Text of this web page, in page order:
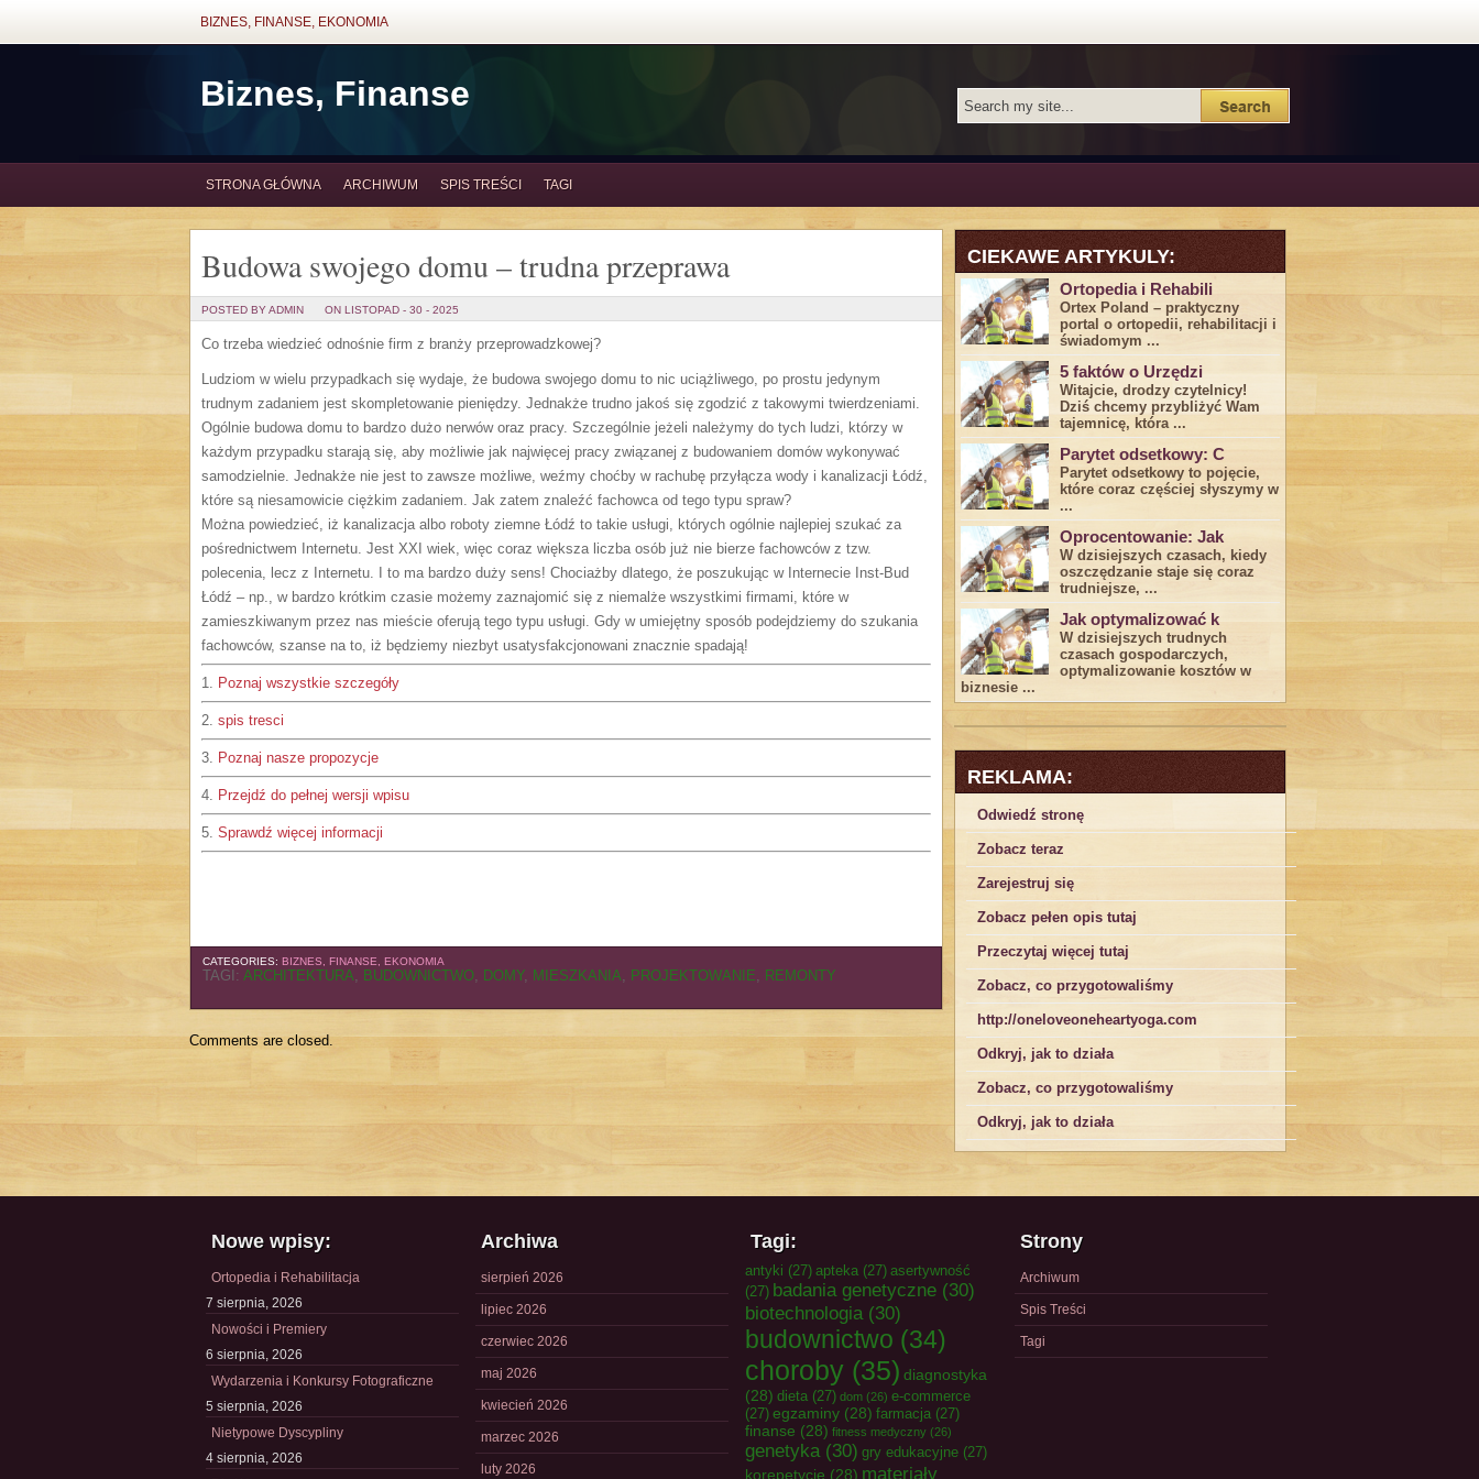
BIZNES, FINANSE, EKONOMIA
Biznes, Finanse
STRONA GŁÓWNA ARCHIWUM SPIS TREŚCI TAGI
Budowa swojego domu – trudna przeprawa
POSTED BY ADMIN ON LISTOPAD - 30 - 2025
Co trzeba wiedzieć odnośnie firm z branży przeprowadzkowej?
Ludziom w wielu przypadkach się wydaje, że budowa swojego domu to nic uciążliwego, po prostu jedynym
trudnym zadaniem jest skompletowanie pieniędzy. Jednakże trudno jakoś się zgodzić z takowymi twierdzeniami.
Ogólnie budowa domu to bardzo dużo nerwów oraz pracy. Szczególnie jeżeli należymy do tych ludzi, którzy w
każdym przypadku starają się, aby możliwie jak najwięcej pracy związanej z budowaniem domów wykonywać
samodzielnie. Jednakże nie jest to zawsze możliwe, weźmy choćby w rachubę przyłącza wody i kanalizacji Łódź,
które są niesamowicie ciężkim zadaniem. Jak zatem znaleźć fachowca od tego typu spraw?
Można powiedzieć, iż kanalizacja albo roboty ziemne Łódź to takie usługi, których ogólnie najlepiej szukać za
pośrednictwem Internetu. Jest XXI wiek, więc coraz większa liczba osób już nie bierze fachowców z tzw.
polecenia, lecz z Internetu. I to ma bardzo duży sens! Chociażby dlatego, że poszukując w Internecie Inst-Bud
Łódź – np., w bardzo krótkim czasie możemy zaznajomić się z niemalże wszystkimi firmami, które w
zamieszkiwanym przez nas mieście oferują tego typu usługi. Gdy w umiejętny sposób podejdziemy do szukania
fachowców, szanse na to, iż będziemy niezbyt usatysfakcjonowani znacznie spadają!
1. Poznaj wszystkie szczegóły
2. spis tresci
3. Poznaj nasze propozycje
4. Przejdź do pełnej wersji wpisu
5. Sprawdź więcej informacji
CATEGORIES: BIZNES, FINANSE, EKONOMIA
TAGI: ARCHITEKTURA, BUDOWNICTWO, DOMY, MIESZKANIA, PROJEKTOWANIE, REMONTY
Comments are closed.
CIEKAWE ARTYKULY:
Ortopedia i Rehabili
Ortex Poland – praktyczny
portal o ortopedii, rehabilitacji i
świadomym ...
5 faktów o Urzędzi
Witajcie, drodzy czytelnicy!
Dziś chcemy przybliżyć ⁣Wam ​
tajemnicę,⁤ która ...
Parytet odsetkowy: C
Parytet odsetkowy to pojęcie,
które coraz częściej słyszymy w
...
Oprocentowanie: Jak
W dzisiejszych czasach, kiedy
‍oszczędzanie​ staje się coraz
trudniejsze,⁣ ...
Jak optymalizować k
W dzisiejszych trudnych⁤
czasach gospodarczych,
optymalizowanie ‌kosztów w
biznesie ...
REKLAMA:
Odwiedź stronę
Zobacz teraz
Zarejestruj się
Zobacz pełen opis tutaj
Przeczytaj więcej tutaj
Zobacz, co przygotowaliśmy
http://oneloveoneheartyoga.com
Odkryj, jak to działa
Zobacz, co przygotowaliśmy
Odkryj, jak to działa
Nowe wpisy:
Ortopedia i Rehabilitacja
7 sierpnia, 2026
Nowości i Premiery
6 sierpnia, 2026
Wydarzenia i Konkursy Fotograficzne
5 sierpnia, 2026
Nietypowe Dyscypliny
4 sierpnia, 2026
Archiwa
sierpień 2026
lipiec 2026
czerwiec 2026
maj 2026
kwiecień 2026
marzec 2026
luty 2026
Tagi:
antyki (27) apteka (27) asertywność
(27) badania genetyczne (30)
biotechnologia(30)
budownictwo (34)
choroby (35) diagnostyka
(28) dieta (27) dom (26) e-commerce
(27) egzaminy (28) farmacja (27)
finanse (28) fitness medyczny (26)
genetyka(30) gry edukacyjne (27)
korepetycje (28) materiały
Strony
Archiwum
Spis Treści
Tagi